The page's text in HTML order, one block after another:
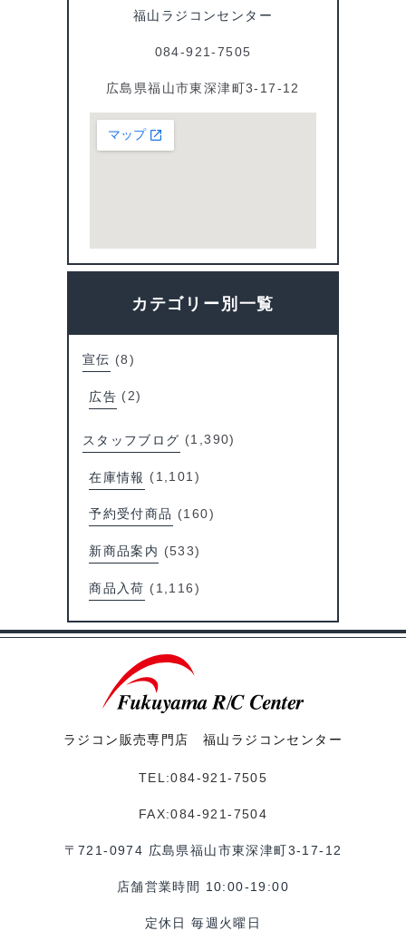
福山ラジコンセンター
084-921-7505
広島県福山市東深津町3-17-12
カテゴリー別一覧
宣伝 (8)
広告 (2)
スタッフブログ (1,390)
在庫情報 (1,101)
予約受付商品 (160)
新商品案内 (533)
商品入荷 (1,116)
ラジコン販売専門店 福山ラジコンセンター
TEL:084-921-7505
FAX:084-921-7504
〒721-0974 広島県福山市東深津町3-17-12
店舗営業時間 10:00-19:00
定休日 毎週火曜日